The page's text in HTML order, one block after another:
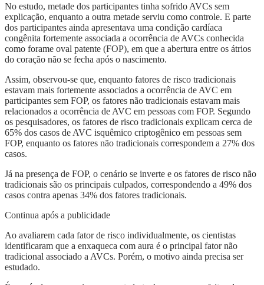
No estudo, metade dos participantes tinha sofrido AVCs sem
explicação, enquanto a outra metade serviu como controle. E parte
dos participantes ainda apresentava uma condição cardíaca
congênita fortemente associada a ocorrência de AVCs conhecida
como forame oval patente (FOP), em que a abertura entre os átrios
do coração não se fecha após o nascimento.
Assim, observou-se que, enquanto fatores de risco tradicionais
estavam mais fortemente associados a ocorrência de AVC em
participantes sem FOP, os fatores não tradicionais estavam mais
relacionados a ocorrência de AVC em pessoas com FOP. Segundo
os pesquisadores, os fatores de risco tradicionais explicam cerca de
65% dos casos de AVC isquêmico criptogênico em pessoas sem
FOP, enquanto os fatores não tradicionais correspondem a 27% dos
casos.
Já na presença de FOP, o cenário se inverte e os fatores de risco não
tradicionais são os principais culpados, correspondendo a 49% dos
casos contra apenas 34% dos fatores tradicionais.
Continua após a publicidade
Ao avaliarem cada fator de risco individualmente, os cientistas
identificaram que a enxaqueca com aura é o principal fator não
tradicional associado a AVCs. Porém, o motivo ainda precisa ser
estudado.